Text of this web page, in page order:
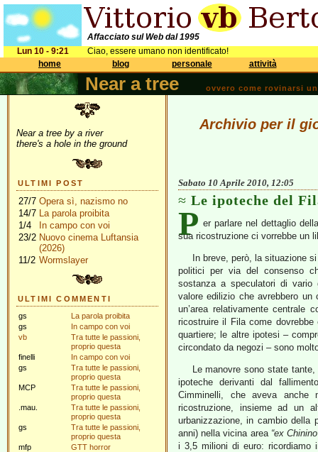
Affacciato sul Web dal 1995
Lun 10 - 9:21
Ciao, essere umano non identificato!
home
blog personale attività
Near a tree ovvero come rovinarsi
Near a tree by a river
there's a hole in the ground
ULTIMI POST
27/7 Opera sì, nazismo no
14/7 La parola proibita
1/4
In campo con voi
23/2 Nuovo cinema Luftansia
(2026)
11/2 Wormslayer
ULTIMI COMMENTI
gs
La parola proibita
gs
In campo con voi
vb
Tra tutte le passioni,
proprio questa
finelli
In campo con voi
gs
Tra tutte le passioni,
proprio questa
MCP
Tra tutte le passioni,
proprio questa
.mau.
Tra tutte le passioni,
proprio questa
gs
Tra tutte le passioni,
proprio questa
mfp
GTT horror
Archivio per il
Sabato 10 Aprile 2010, 12:05
Le ipoteche del
P er parlare nel dettaglio
sua ricostruzione ci vorrebbe un
In breve, però, la situazione
politici per via del consenso
sostanza a speculatori di vario
valore edilizio che avrebbero
un’area relativamente centrale
ricostruire il Fila come
quartiere; le altre ipotesi –
circondato da negozi – sono
Le manovre sono state
ipoteche derivanti dal
Cimminelli, che aveva
ricostruzione, insieme ad un
urbanizzazione, in cambio della
anni) nella vicina area “ex
i 3,5 milioni di euro: ricordiamo